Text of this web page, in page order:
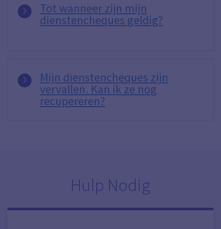
Tot wanneer zijn mijn
dienstencheques geldig?
Mijn dienstencheques zijn
vervallen. Kan ik ze nog
recupereren?
Hulp Nodig